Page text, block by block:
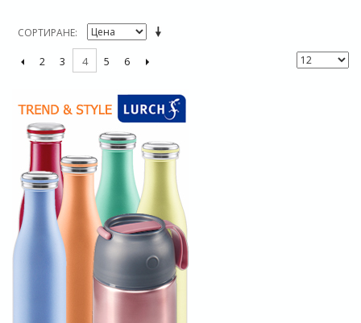
СОРТИРАНЕ
2 3 4 5 6